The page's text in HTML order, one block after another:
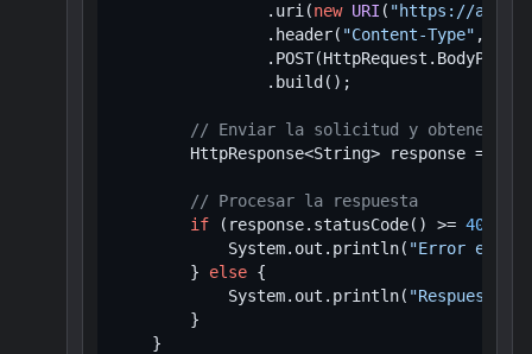
                .uri(
new URI ( "https://
                .header(
"Content-Type" ,
                .build();
// Enviar la solicitud y obtener la
HttpResponse<String> response =
// Procesar la respuesta
if (response.statusCode() >= 400
            System.out.println(
"Error en
        }
else {
            System.out.println(
"Respuesta: "
        }
    }